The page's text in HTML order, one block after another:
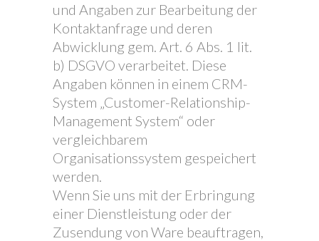
und Angaben zur Bearbeitung der
Kontaktanfrage und deren
Abwicklung gem. Art. 6 Abs. 1 lit.
b) DSGVO verarbeitet. Diese
Angaben können in einem CRM-
System „Customer-Relationship-
Management System“ oder
vergleichbarem
Organisationssystem gespeichert
werden.
Wenn Sie uns mit der Erbringung
einer Dienstleistung oder der
Zusendung von Ware beauftragen,